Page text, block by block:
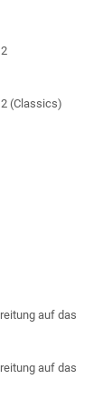
(Classics)
auf das
auf das